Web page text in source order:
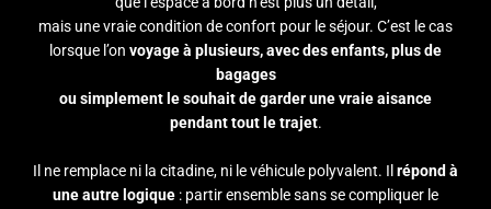
mais une vraie condition de confort pour le séjour. C’est le cas
lorsque l’on voyage à plusieurs, avec des enfants, plus de
bagages
ou simplement le souhait de garder une vraie aisance
pendant tout le trajet.
Il ne remplace ni la citadine, ni le véhicule polyvalent. Il répond à
une autre logique : partir ensemble sans se compliquer le